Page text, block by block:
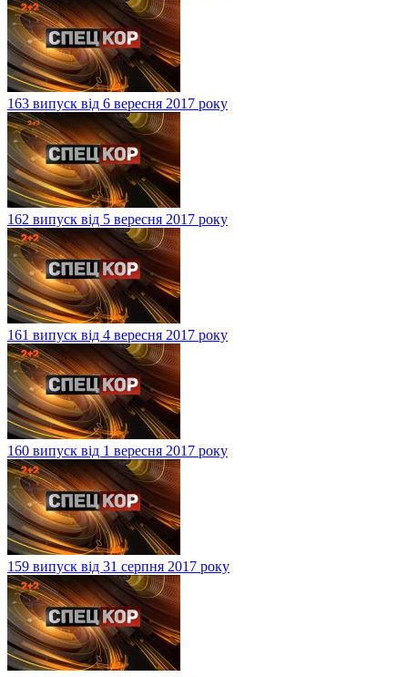
163 випуск від 6 вересня 2017 року
162 випуск від 5 вересня 2017 року
161 випуск від 4 вересня 2017 року
160 випуск від 1 вересня 2017 року
159 випуск від 31 серпня 2017 року